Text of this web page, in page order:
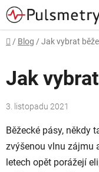
Přejít
na
obsah
Domů
/ Blog / Jak vybrat
Jak
3. listopadu 2021
Běžecké pásy, někdy
zvýšenou vlnu zájmu
letech opět porážejí